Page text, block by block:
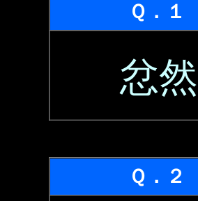
Ｑ．１
忿然
Ｑ．２